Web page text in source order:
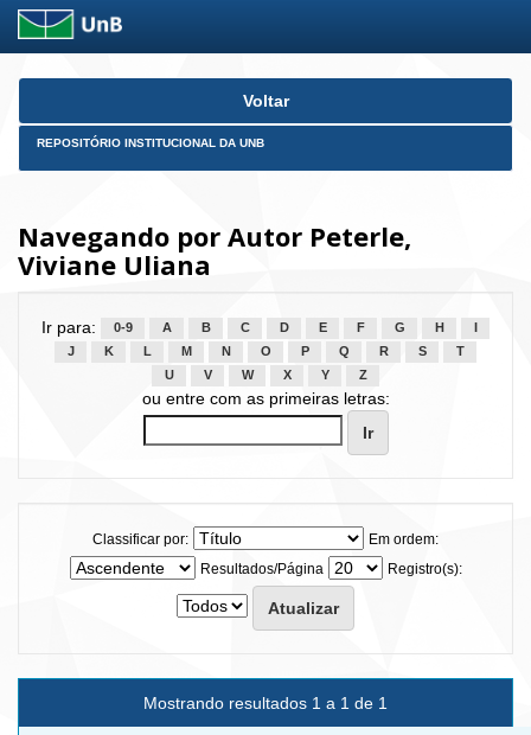
Skip
Voltar
REPOSITÓRIO INSTITUCIONAL DA UNB
Navegando por Autor Peterle,
Viviane Uliana
Ir para: 0-9 A B C D E F G H
J
K L M N O P Q R S
T
U
V W X Y Z
ou entre com as primeiras letras:
Classificar por:
Em ordem:
Resultados/Página
Registro(s):
Mostrando resultados 1 a 1 de 1